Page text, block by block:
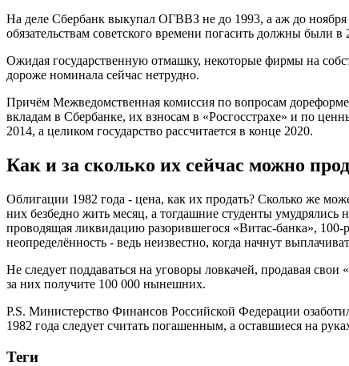
На деле Сбербанк выкупал ОГВВЗ не до 1993, а аж до
обязательствам советского времени погасить должны
Ожидая государственную отмашку, некоторые фирмы на
дороже номинала сейчас нетрудно.
Причём Межведомственная комиссия по вопросам
вкладам в Сбербанке, их взносам в «Росгосстрахе» и по
2014, а целиком государство рассчитается в конце 2020.
Как и за сколько их сейчас можно
Облигации 1982 года - цена, как их продать? Сколько же
них безбедно жить месяц, а тогдашние студенты умудрялись
проводящая ликвидацию разорившегося «Витас-банка»,
неопределённость - ведь неизвестно, когда начнут
Не следует поддаваться на уговоры ловкачей, продавая
за них получите 100 000 нынешних.
P.S. Министерство Финансов Российской Федерации
1982 года следует считать погашенным, а оставшиеся на
Теги